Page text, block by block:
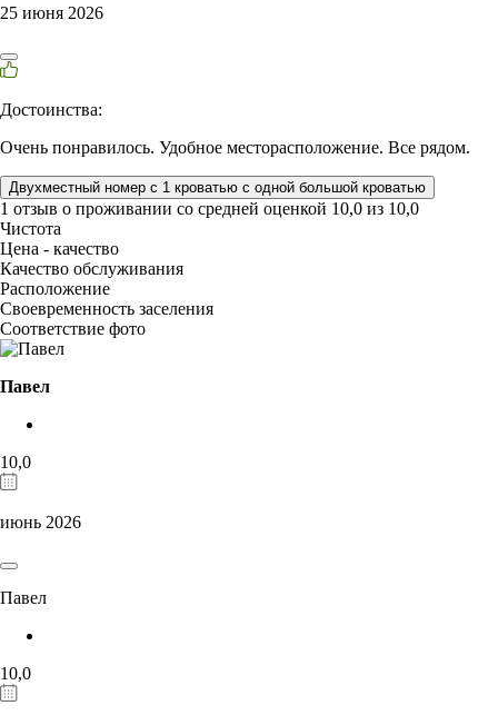
25 июня 2026
Достоинства:
Очень понравилось. Удобное месторасположение. Все рядом.
Двухместный номер с 1 кроватью с одной большой кроватью
1 отзыв о проживании со средней оценкой 10,0 из 10,0
Чистота
Цена - качество
Качество обслуживания
Расположение
Своевременность заселения
Соответствие фото
Павел
10,0
июнь 2026
Павел
10,0